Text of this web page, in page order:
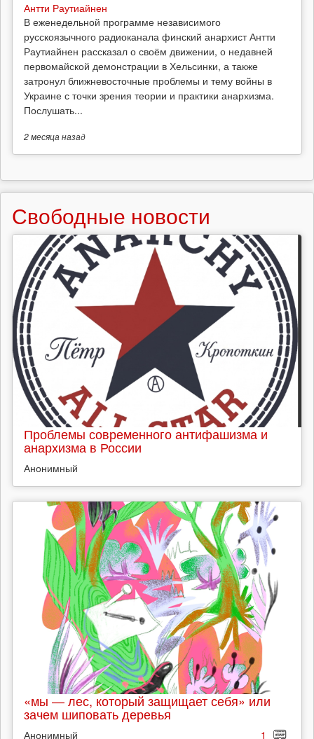
Антти Раутиайнен
В еженедельной программе независимого
русскоязычного радиоканала финский анархист Антти
Раутиайнен рассказал о своём движении, о недавней
первомайской демонстрации в Хельсинки, а также
затронул ближневосточные проблемы и тему войны в
Украине с точки зрения теории и практики анархизма.
Послушать...
2 месяцаназад
Свободные новости
Проблемы современного антифашизма и
анархизма в России
Анонимный
«мы — лес, который защищает себя» или
зачем шиповать деревья
Анонимный 1